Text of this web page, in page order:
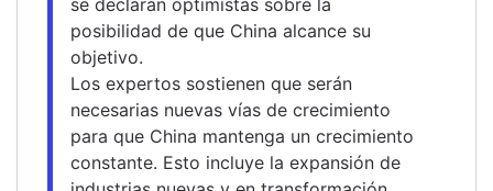
posibilidad de que China alcance su
objetivo.
Los expertos sostienen que serán
necesarias nuevas vías de crecimiento
para que China mantenga un crecimiento
constante. Esto incluye la expansión de